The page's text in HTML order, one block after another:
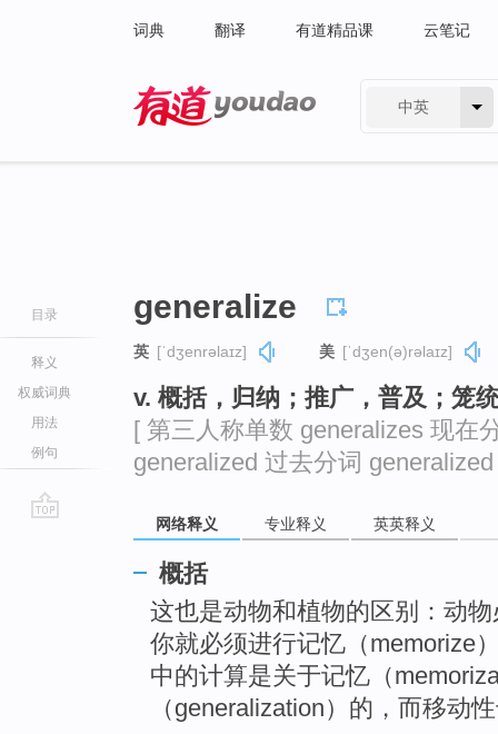
词典 翻译 有道精品课 云笔记
中英
目录
释义
权威词典
用法
例句
generalize
英 [ˈdʒenrəlaɪz] 美 [ˈdʒen(ə)rəlaɪz]
v. 概括，归纳；推广，普及；笼
[ 第三人称单数 generalizes 现在
generalized 过去分词
网络释义 专业释义 英英释义
概括
这也是动物和植物的区别：动
你就必须进行记忆（memorize
中的计算是关于记忆（
（generalization）的，而移动